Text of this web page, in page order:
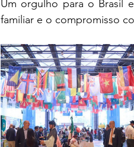
Um orgulho para o Brasil
familiar e o compromisso